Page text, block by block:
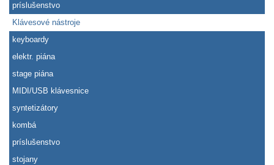
príslušenstvo
Klávesové nástroje
keyboardy
elektr. piána
stage piána
MIDI/USB klávesnice
syntetizátory
kombá
príslušenstvo
stojany